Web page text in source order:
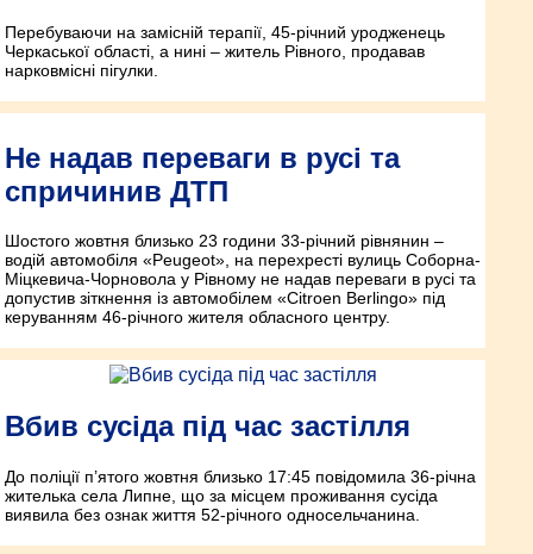
Перебуваючи на замісній терапії, 45-річний уродженець
Черкаської області, а нині – житель Рівного, продавав
нарковмісні пігулки.
Не надав переваги в русі та
спричинив ДТП
Шостого жовтня близько 23 години 33-річний рівнянин –
водій автомобіля «Peugeot», на перехресті вулиць Соборна-
Міцкевича-Чорновола у Рівному не надав переваги в русі та
допустив зіткнення із автомобілем «Сіtroen Berlingo» під
керуванням 46-річного жителя обласного центру.
Вбив сусіда під час застілля
До поліції п’ятого жовтня близько 17:45 повідомила 36-річна
жителька села Липне, що за місцем проживання сусіда
виявила без ознак життя 52-річного односельчанина.